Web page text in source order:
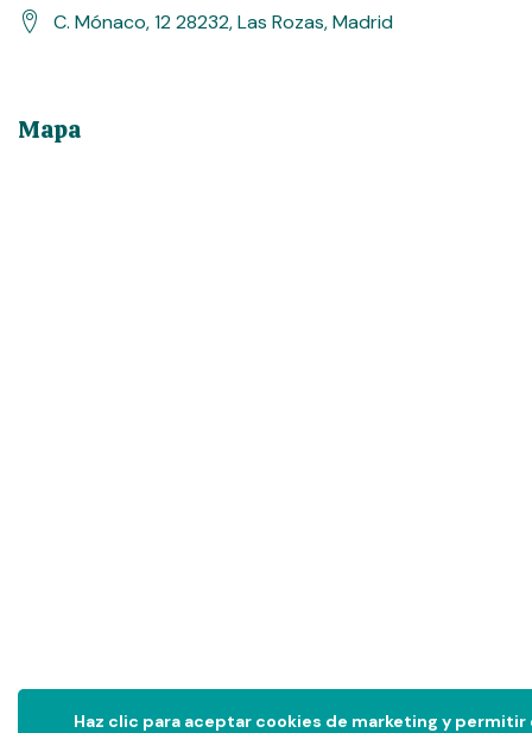
C. Mónaco, 12 28232, Las Rozas, Madrid
Mapa
Haz clic para aceptar cookies de marketing y